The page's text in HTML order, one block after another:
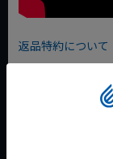
返品特約について